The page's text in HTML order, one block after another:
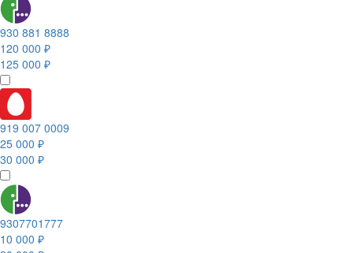
930 881 8888
120 000 ₽
125 000 ₽
919 007 0009
25 000 ₽
30 000 ₽
9307701777
10 000 ₽